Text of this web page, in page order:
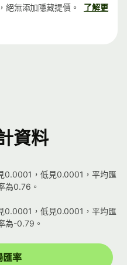
絕無添加隱藏提價。
了解更
資料
0.0001，低見0.0001，平均匯
為0.76。
0.0001，低見0.0001，平均匯
為-0.79。
匯率